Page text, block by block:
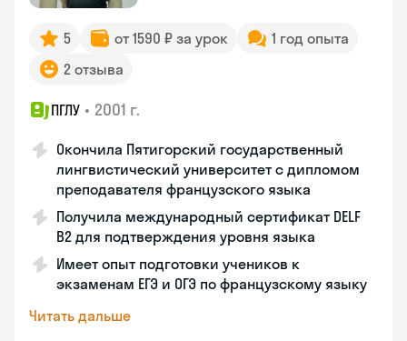
5 от 1590 ₽ за урок
1 год опыта
2 отзыва
ПГЛУ • 2001 г.
Окончила Пятигорский государственный
лингвистический университет с дипломом
преподавателя французского языка
Получила международный сертификат DELF
B2 для подтверждения уровня языка
Имеет опыт подготовки учеников к
экзаменам ЕГЭ и ОГЭ по французскому языку
Читать дальше